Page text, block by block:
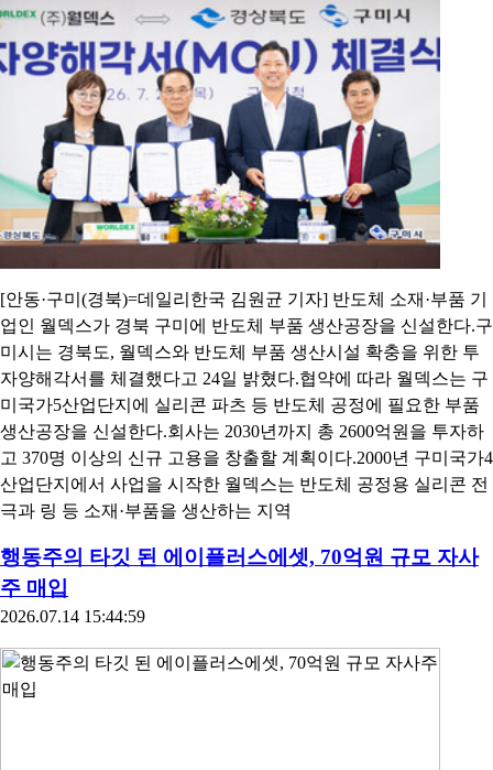
[안동·구미(경북)=데일리한국 김원균 기자] 반도체 소재·부품 기
업인 월덱스가 경북 구미에 반도체 부품 생산공장을 신설한다.구
미시는 경북도, 월덱스와 반도체 부품 생산시설 확충을 위한 투
자양해각서를 체결했다고 24일 밝혔다.협약에 따라 월덱스는 구
미국가5산업단지에 실리콘 파츠 등 반도체 공정에 필요한 부품
생산공장을 신설한다.회사는 2030년까지 총 2600억원을 투자하
고 370명 이상의 신규 고용을 창출할 계획이다.2000년 구미국가4
산업단지에서 사업을 시작한 월덱스는 반도체 공정용 실리콘 전
극과 링 등 소재·부품을 생산하는 지역
행동주의 타깃 된 에이플러스에셋, 70억원 규모 자사
주 매입
2026.07.14 15:44:59